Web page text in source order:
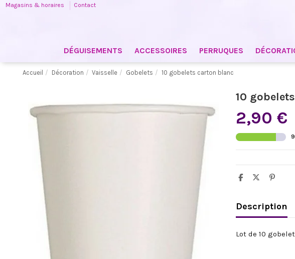
Magasins & horaires Contact
DÉGUISEMENTS ACCESSOIRES PERRUQUES
Accueil Décoration Vaisselle Gobelets 10 gobelets carton blanc
10
2,90 €
Description
Lot de 10